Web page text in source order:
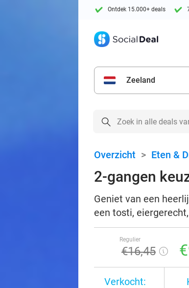
Ontdek 15.000+ deals
Zeeland
Overzicht > Eten &
2-gangen
Geniet van een
een tosti,
Regulier
€16,45
Verkocht: